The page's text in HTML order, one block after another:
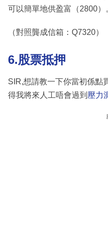
可以簡單地供盈富（2800）
（對照龔成信箱：Q7320）
6.股票抵押
SIR,想請教一下你當初係點
得我將來人工唔會過到 壓力